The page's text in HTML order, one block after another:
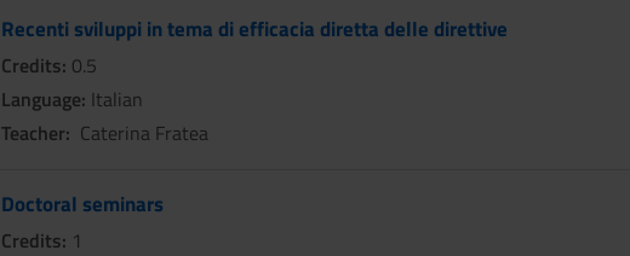
Recenti sviluppi in tema di efficacia diretta delle direttive
Credits: 0.5
Language: Italian
Teacher: Caterina Fratea
Doctoral seminars
Credits: 1